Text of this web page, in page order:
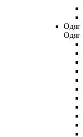
Одяг
Одяг